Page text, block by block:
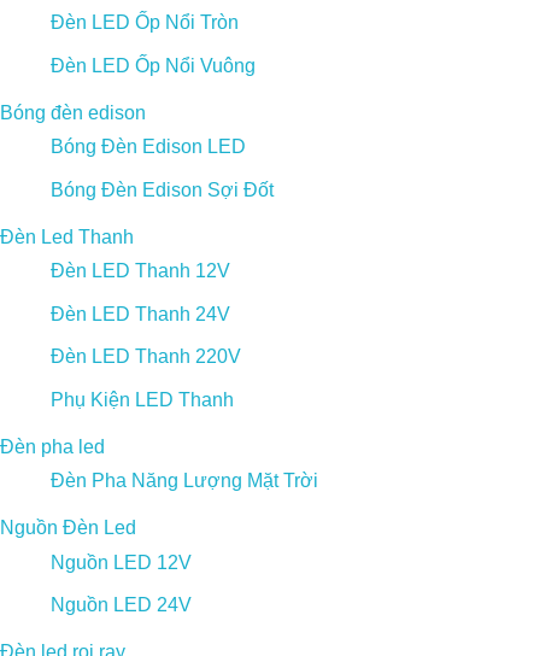
Đèn LED Ốp Nổi Tròn
Đèn LED Ốp Nổi Vuông
Bóng đèn edison
Bóng Đèn Edison LED
Bóng Đèn Edison Sợi Đốt
Đèn Led Thanh
Đèn LED Thanh 12V
Đèn LED Thanh 24V
Đèn LED Thanh 220V
Phụ Kiện LED Thanh
Đèn pha led
Đèn Pha Năng Lượng Mặt Trời
Nguồn Đèn Led
Nguồn LED 12V
Nguồn LED 24V